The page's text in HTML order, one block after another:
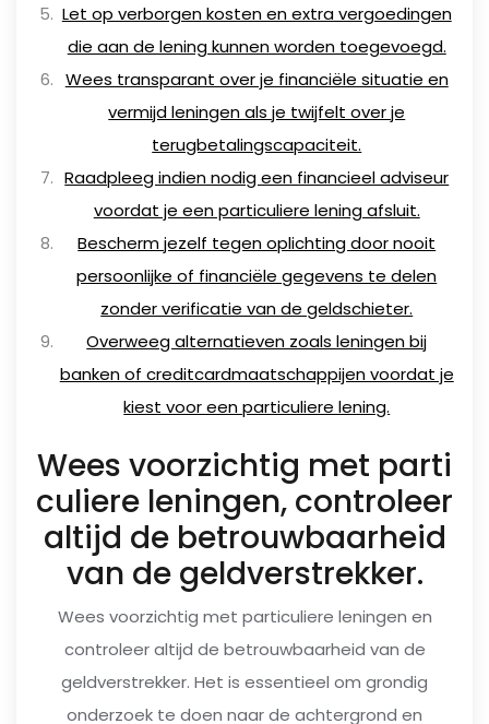
Let op verborgen kosten en extra vergoedingen
die aan de lening kunnen worden toegevoegd.
Wees transparant over je financiële situatie en
vermijd leningen als je twijfelt over je
terugbetalingscapaciteit.
Raadpleeg indien nodig een financieel adviseur
voordat je een particuliere lening afsluit.
Bescherm jezelf tegen oplichting door nooit
persoonlijke of financiële gegevens te delen
zonder verificatie van de geldschieter.
Overweeg alternatieven zoals leningen bij
banken of creditcardmaatschappijen voordat je
kiest voor een particuliere lening.
Wees voorzichtig met parti
culiere leningen, controleer
altijd de betrouwbaarheid
van de geldverstrekker.
Wees voorzichtig met particuliere leningen en
controleer altijd de betrouwbaarheid van de
geldverstrekker. Het is essentieel om grondig
onderzoek te doen naar de achtergrond en